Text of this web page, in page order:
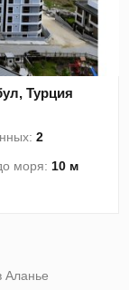
Турция
2
моря: 10 м
Аланье